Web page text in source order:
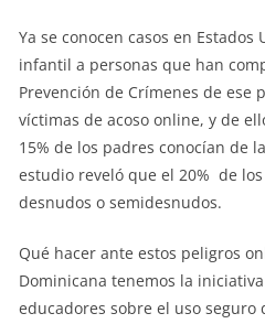
Ya se conocen casos en
infantil a personas que han
Prevención de Crímenes de ese
víctimas de acoso online, y de
15% de los padres conocían de
estudio reveló que el 20% de
desnudos o semidesnudos.
Qué hacer ante estos peligros
Dominicana tenemos la
educadores sobre el uso